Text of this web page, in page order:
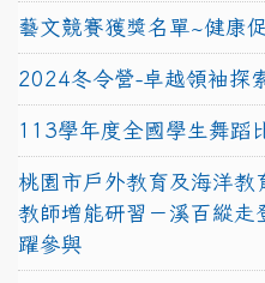
藝文競賽獲獎名單~健康
2024冬令營-卓越領袖探
113學年度全國學生舞蹈
桃園市戶外教育及海洋
教師增能研習－溪百縱走
躍參與